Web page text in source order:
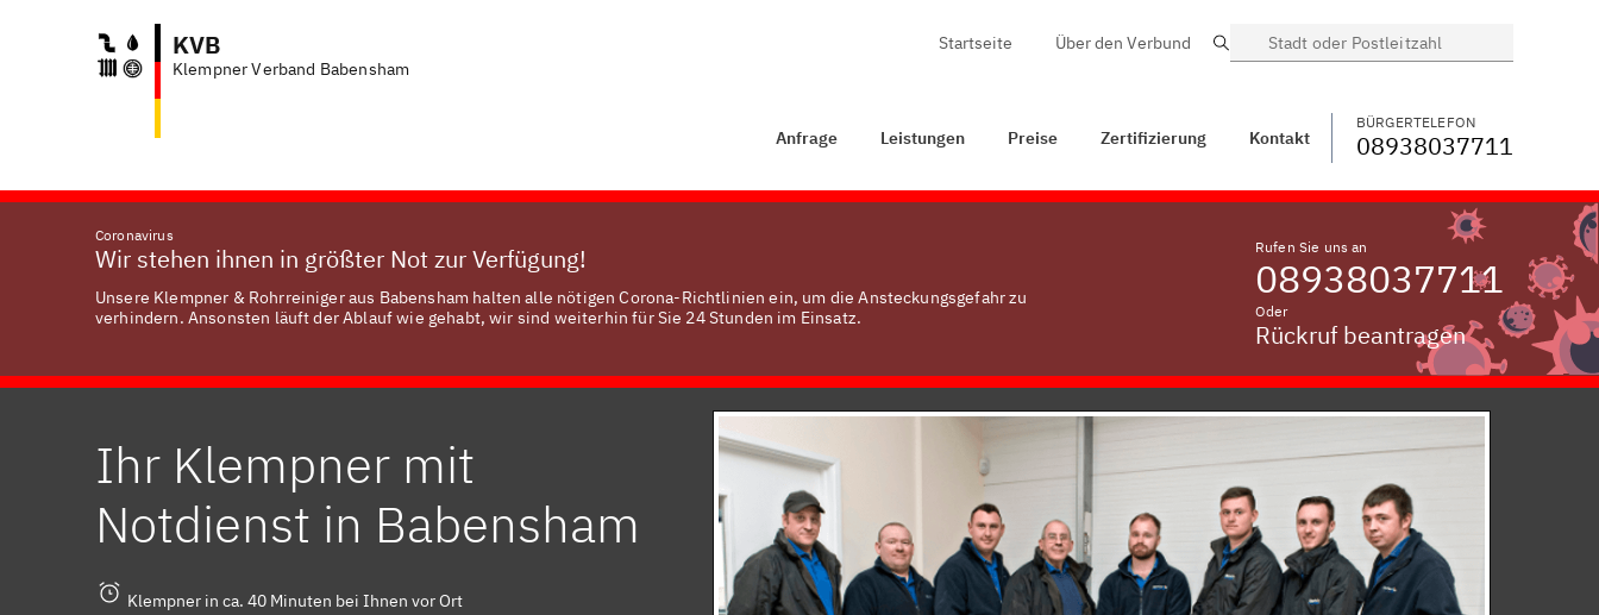
KVB
Klempner Verband Babensham
BÜRGERTELEFON WECHSELN
Startseite Über den Verbund Suche
Anfrage Leistungen Preise Zertifizierung Kontakt
BÜRGERTELEFON
08938037711
Coronavirus
Wir stehen ihnen in größter Not zur Verfügung!
Unsere Klempner & Rohrreiniger aus Babensham halten alle nötigen Corona-Richtlinien ein, um die Ansteckungsgefahr zu
verhindern. Ansonsten läuft der Ablauf wie gehabt, wir sind weiterhin für Sie 24 Stunden im Einsatz.
Rufen Sie uns an
08938037711
Oder
Rückruf beantragen
Ihr Klempner mit
Notdienst in Babensham
Klempner in ca. 40 Minuten bei Ihnen vor Ort